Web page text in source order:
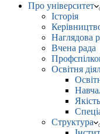
Про університет
Історія
Наглядова
Вчена рада
Освітня
Структура